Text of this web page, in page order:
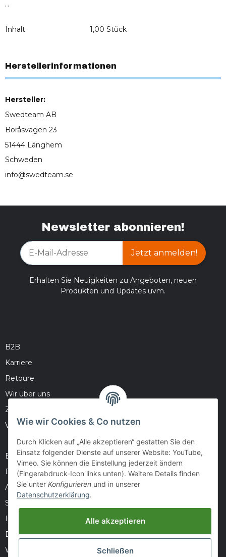
, ,
Inhalt: 1,00 Stück
Herstellerinformationen
Hersteller:
Swedteam AB
Boråsvägen 23
51444 Länghem
Schweden
info@swedteam.se
Newsletter abonnieren!
Jetzt anmelden!
Erhalten Sie Neuigkeiten zu Angeboten, neuen
Produkten und Updates uvm.
B2B
Karriere
Retoure
Wir über uns
Zahlungsmöglichkeiten
Versandinformationen
Barrierefreiheitserklärung
Datenschutz
AGB
Sitemap
Impressum
Batteriegesetzhinweise
Widerrufsrecht
Wie wir Cookies & Co nutzen
Durch Klicken auf „Alle akzeptieren“ gestatten Sie den
Einsatz folgender Dienste auf unserer Website: YouTube,
Vimeo. Sie können die Einstellung jederzeit ändern
(Fingerabdruck-Icon links unten). Weitere Details finden
Sie unter Konfigurieren und in unserer
Datenschutzerklärung.
Alle akzeptieren
Schließen